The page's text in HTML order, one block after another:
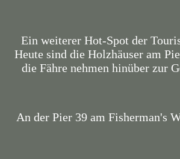
Ein weiterer Hot-Spot der
Heute sind die Holzhäuser am
die Fähre nehmen hinüber zur
An der Pier 39 am Fisherman's